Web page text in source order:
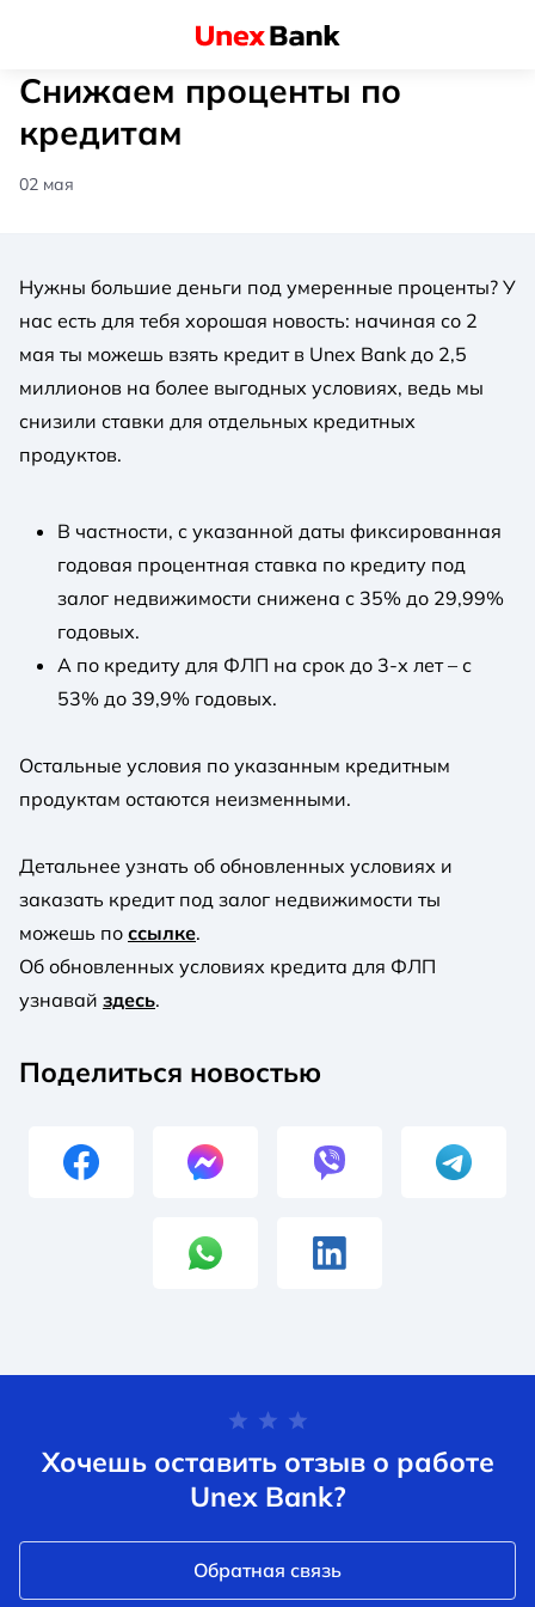
Снижаем проценты по
кредитам
02 мая
Нужны большие деньги под умеренные проценты? У
нас есть для тебя хорошая новость: начиная со 2
мая ты можешь взять кредит в Unex Bank до 2,5
миллионов на более выгодных условиях, ведь мы
снизили ставки для отдельных кредитных
продуктов.
В частности, с указанной даты фиксированная
годовая процентная ставка по кредиту под
залог недвижимости снижена с 35% до 29,99%
годовых.
А по кредиту для ФЛП на срок до 3-х лет – с
53% до 39,9% годовых.
Остальные условия по указанным кредитным
продуктам остаются неизменными.
Детальнее узнать об обновленных условиях и
заказать кредит под залог недвижимости ты
можешь по ссылке.
Об обновленных условиях кредита для ФЛП
узнавай здесь.
Поделиться новостью
Хочешь оставить отзыв о работе
Unex Bank?
Обратная связь